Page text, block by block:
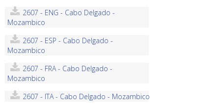
2607 - ENG - Cabo Delgado -
Mozambico
2607 - ESP - Cabo Delgado -
Mozambico
2607 - FRA - Cabo Delgado -
Mozambico
2607 - ITA - Cabo Delgado - Mozambico